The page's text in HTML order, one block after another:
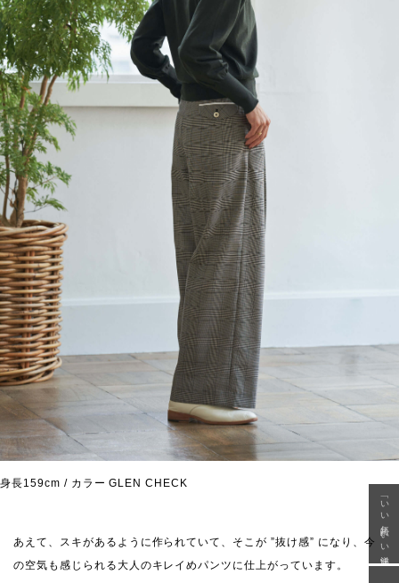
身長159cm / カラー GLEN CHECK
あえて、スキがあるように作られていて、そこが ”抜け感” になり、今
の空気も感じられる大人のキレイめパンツに仕上がっています。
「いい年齢 いい洋服」